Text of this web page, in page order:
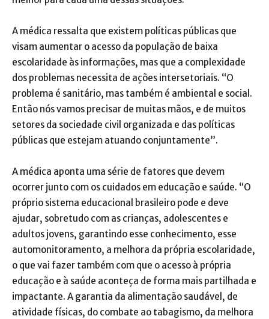
A médica ressalta que existem políticas públicas que
visam aumentar o acesso da população de baixa
escolaridade às informações, mas que a complexidade
dos problemas necessita de ações intersetoriais. “O
problema é sanitário, mas também é ambiental e social.
Então nós vamos precisar de muitas mãos, e de muitos
setores da sociedade civil organizada e das políticas
públicas que estejam atuando conjuntamente”.
A médica aponta uma série de fatores que devem
ocorrer junto com os cuidados em educação e saúde. “O
próprio sistema educacional brasileiro pode e deve
ajudar, sobretudo com as crianças, adolescentes e
adultos jovens, garantindo esse conhecimento, esse
automonitoramento, a melhora da própria escolaridade,
o que vai fazer também com que o acesso à própria
educação e à saúde aconteça de forma mais partilhada e
impactante. A garantia da alimentação saudável, de
atividade físicas, do combate ao tabagismo, da melhora